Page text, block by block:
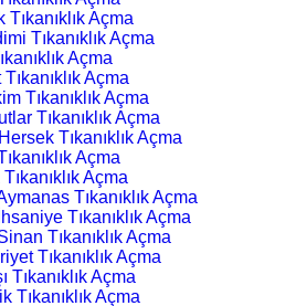
Tıkanıklık Açma
Tıkanıklık Açma
Açma
Tıkanıklık Açma
Tıkanıklık Açma
Tıkanıklık Açma
Tıkanıklık Açma
Açma
Açma
Tıkanıklık Açma
Tıkanıklık Açma
Tıkanıklık Açma
Tıkanıklık Açma
Tıkanıklık Açma
Tıkanıklık Açma